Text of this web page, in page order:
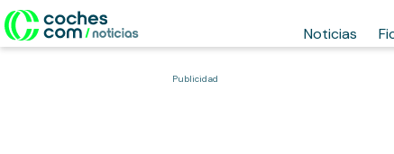
Noticias
Publicidad